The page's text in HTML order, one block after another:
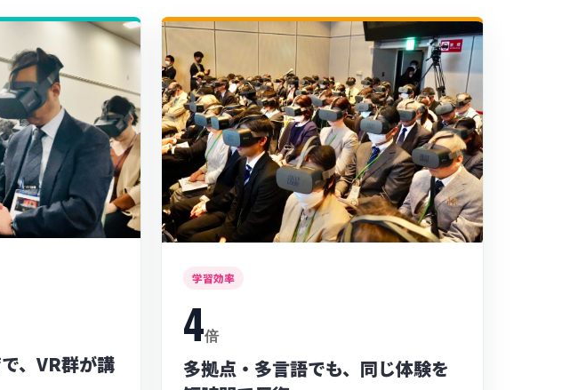
、VR群が講
学習効率
4倍
多拠点・多言語でも、同じ体験を